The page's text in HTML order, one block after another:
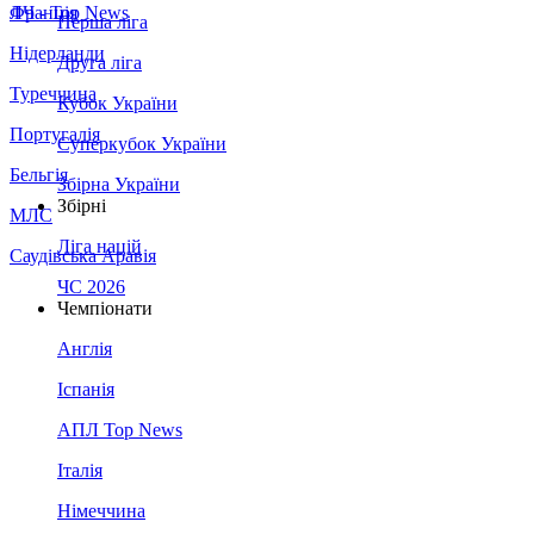
Франція
Нідерланди
Туреччина
Португалія
Бельгія
МЛС
Саудівська Аравія
ЛЧ - Top News
Перша ліга
Друга ліга
Кубок України
Суперкубок України
Збірна України
Збірні
Ліга націй
ЧС 2026
Чемпіонати
Англія
Іспанія
АПЛ Top News
Італія
Німеччина